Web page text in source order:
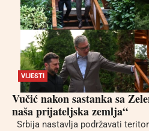
VIJESTI
Vučić nakon sastanka sa
naša prijateljska zemlja“
Srbija nastavlja podržavati